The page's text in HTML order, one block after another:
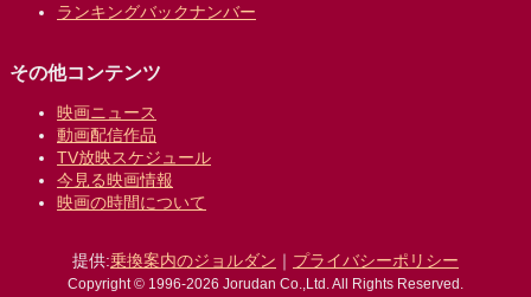
ランキングバックナンバー
その他コンテンツ
映画ニュース
動画配信作品
TV放映スケジュール
今見る映画情報
映画の時間について
提供:乗換案内のジョルダン ｜ プライバシーポリシー
Copyright © 1996-2026 Jorudan Co.,Ltd. All Rights Reserved.